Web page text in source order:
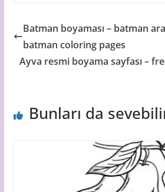
Batman boyaması – batman
batman coloring pages
Ayva resmi boyama sayfası –
Bunları da